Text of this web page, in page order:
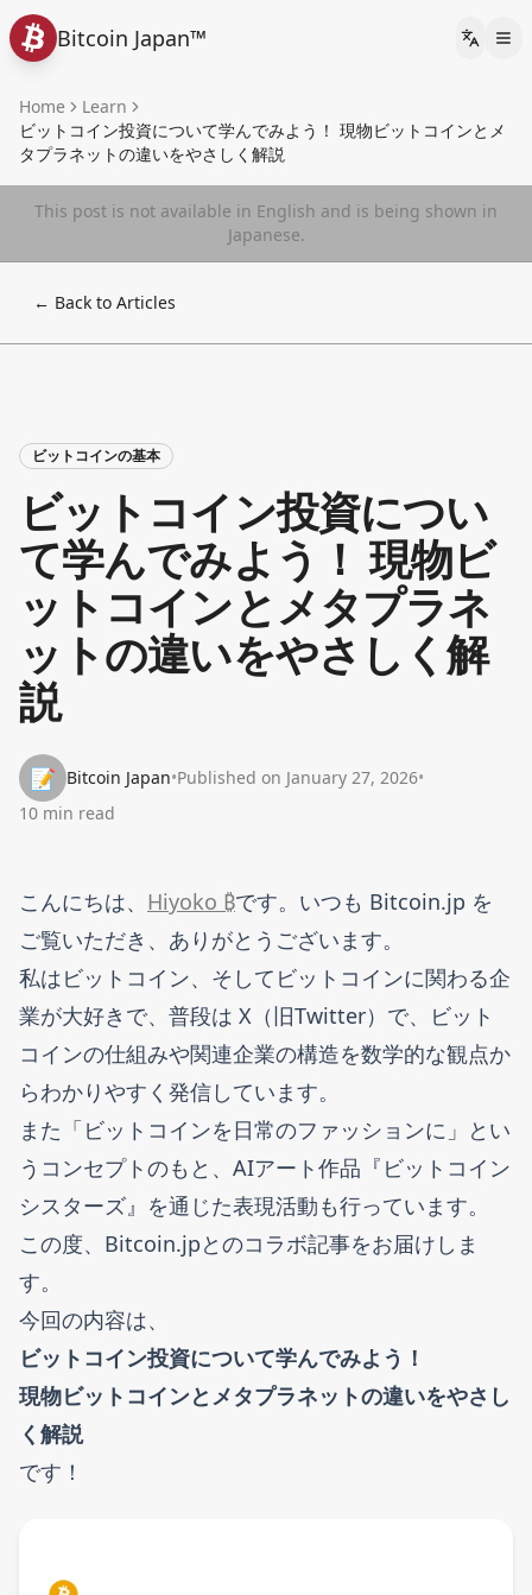
Bitcoin Japan™
Home
Learn
ビットコイン投資について学んでみよう！ 現物ビットコインとメ
タプラネットの違いをやさしく解説
This post is not available in English and is being shown in
Japanese.
← Back to Articles
ビットコインの基本
ビットコイン投資につい
て学んでみよう！ 現物ビ
ットコインとメタプラネ
ットの違いをやさしく解
説
📝 Bitcoin Japan•Published on January 27, 2026•
10 min read
こんにちは、 Hiyoko ₿です。いつも Bitcoin.jp を
ご覧いただき、ありがとうございます。
私はビットコイン、そしてビットコインに関わる企
業が大好きで、普段は X（旧Twitter）で、ビット
コインの仕組みや関連企業の構造を数学的な観点か
らわかりやすく発信しています。
また「ビットコインを日常のファッションに」とい
うコンセプトのもと、AIアート作品『ビットコイン
シスターズ』を通じた表現活動も行っています。
この度、Bitcoin.jpとのコラボ記事をお届けしま
す。
今回の内容は、
ビットコイン投資について学んでみよう！
現物ビットコインとメタプラネットの違いをやさし
く解説
です！